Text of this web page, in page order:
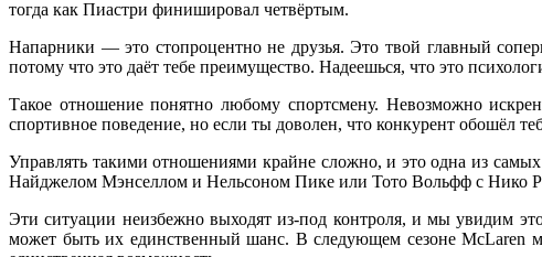
тогда как Пиастри финишировал четвёртым.
Напарники — это стопроцентно не друзья. Это твой главный
потому что это даёт тебе преимущество. Надеешься, что это
Такое отношение понятно любому спортсмену. Невозможно
спортивное поведение, но если ты доволен, что конкурент обошёл
Управлять такими отношениями крайне сложно, и это одна из
Найджелом Мэнселлом и Нельсоном Пике или Тото Вольфф с Нико
Эти ситуации неизбежно выходят из-под контроля, и мы увидим
может быть их единственный шанс. В следующем сезоне McLaren